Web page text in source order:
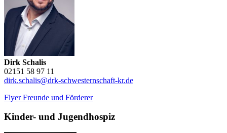
Dirk Schalis
02151 58 97 11
dirk.schalis@drk-schwesternschaft-kr.de
Flyer Freunde und Förderer
Kinder- und Jugendhospiz